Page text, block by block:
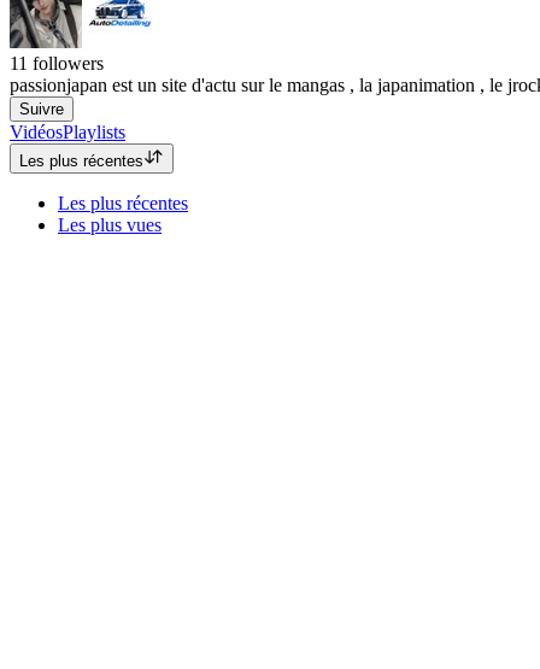
11 followers
passionjapan est un site d'actu sur le mangas , la japanimation , le
Suivre
VidéosPlaylists
Les plus récentes
Les plus récentes
Les plus vues